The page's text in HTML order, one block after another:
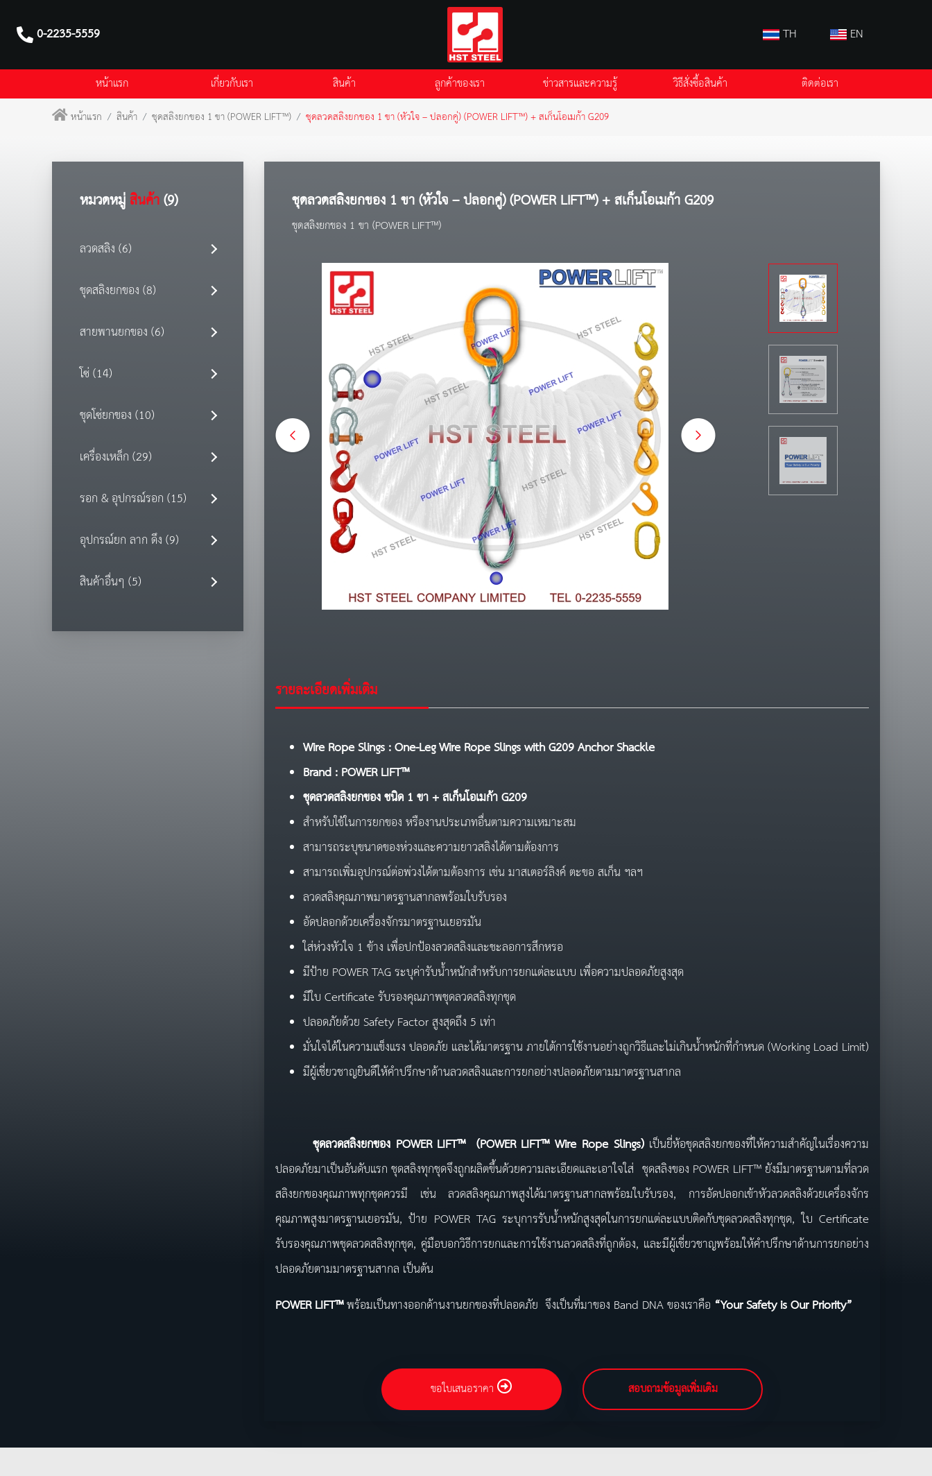
0-2235-5559 TH EN
หน้าแรก เกี่ยวกับเรา สินค้า ลูกค้าของเรา ข่าวสารและความรู้ วิธีสั่งซื้อสินค้า ติดต่อเรา
หน้าแรก สินค้า ชุดสลิงยกของ 1 ขา (POWER LIFT™) ชุดลวดสลิงยกของ 1 ขา (หัวใจ – ปลอกคู่) (POWER LIFT™) + สเก็นโอเมก้า G209
หมวดหมู่สินค้า(9)
ลวดสลิง (6)
ชุดสลิงยกของ (8)
สายพานยกของ (6)
โซ่ (14)
ชุดโซ่ยกของ (10)
เครื่องเหล็ก (29)
รอก & อุปกรณ์รอก (15)
อุปกรณ์ยก ลาก ดึง (9)
สินค้าอื่นๆ (5)
ชุดลวดสลิงยกของ 1 ขา (หัวใจ – ปลอกคู่) (POWER LIFT™) + สเก็นโอเมก้า G209
ชุดสลิงยกของ 1 ขา (POWER LIFT™)
รายละเอียดเพิ่มเติม
Wire Rope Slings : One-Leg Wire Rope Slings with G209 Anchor Shackle
Brand : POWER LIFT™
ชุดลวดสลิงยกของ ชนิด 1 ขา + สเก็นโอเมก้า G209
สำหรับใช้ในการยกของ หรืองานประเภทอื่นตามความเหมาะสม
สามารถระบุขนาดของห่วงและความยาวสลิงได้ตามต้องการ
สามารถเพิ่มอุปกรณ์ต่อพ่วงได้ตามต้องการ เช่น มาสเตอร์ลิงค์ ตะขอ สเก็น ฯลฯ
ลวดสลิงคุณภาพมาตรฐานสากลพร้อมใบรับรอง
อัดปลอกด้วยเครื่องจักรมาตรฐานเยอรมัน
ใส่ห่วงหัวใจ 1 ข้าง เพื่อปกป้องลวดสลิงและชะลอการสึกหรอ
มีป้าย POWER TAG ระบุค่ารับน้ำหนักสำหรับการยกแต่ละแบบ เพื่อความปลอดภัยสูงสุด
มีใบ Certificate รับรองคุณภาพชุดลวดสลิงทุกชุด
ปลอดภัยด้วย Safety Factor สูงสุดถึง 5 เท่า
มั่นใจได้ในความแข็งแรง ปลอดภัย และได้มาตรฐาน ภายใต้การใช้งานอย่างถูกวิธีและไม่เกินน้ำหนักที่กำหนด (Working Load Limit)
มีผู้เชี่ยวชาญยินดีให้คำปรึกษาด้านลวดสลิงและการยกอย่างปลอดภัยตามมาตรฐานสากล
ชุดลวดสลิงยกของPOWER LIFT™ (POWER LIFT™Wire Rope Slings) เป็นยี่ห้อชุดสลิงยกของที่ให้ความสำคัญในเรื่องความ
ปลอดภัยมาเป็นอันดับแรก ชุดสลิงทุกชุดจึงถูกผลิตขึ้นด้วยความละเอียดและเอาใจใส่ ชุดสลิงของ POWER LIFT™ ยังมีมาตรฐานตามที่ลวด
สลิงยกของคุณภาพทุกชุดควรมี เช่น ลวดสลิงคุณภาพสูงได้มาตรฐานสากลพร้อมใบรับรอง, การอัดปลอกเข้าหัวลวดสลิงด้วยเครื่องจักร
คุณภาพสูงมาตรฐานเยอรมัน, ป้าย POWER TAG ระบุการรับน้ำหนักสูงสุดในการยกแต่ละแบบติดกับชุดลวดสลิงทุกชุด, ใบ Certificate
รับรองคุณภาพชุดลวดสลิงทุกชุด, คู่มือบอกวิธีการยกและการใช้งานลวดสลิงที่ถูกต้อง, และมีผู้เชี่ยวชาญพร้อมให้คำปรึกษาด้านการยกอย่าง
ปลอดภัยตามมาตรฐานสากล เป็นต้น
POWER LIFT™พร้อมเป็นทางออกด้านงานยกของที่ปลอดภัย จึงเป็นที่มาของ Band DNA ของเราคือ “Your Safety is Our Priority”
ขอใบเสนอราคา สอบถามข้อมูลเพิ่มเติม